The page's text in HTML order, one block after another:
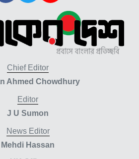
১ সপ্তাহ আগে
Chief Editor
Ahmed Chowdhury
Editor
J U Sumon
News Editor
Mehdi Hassan